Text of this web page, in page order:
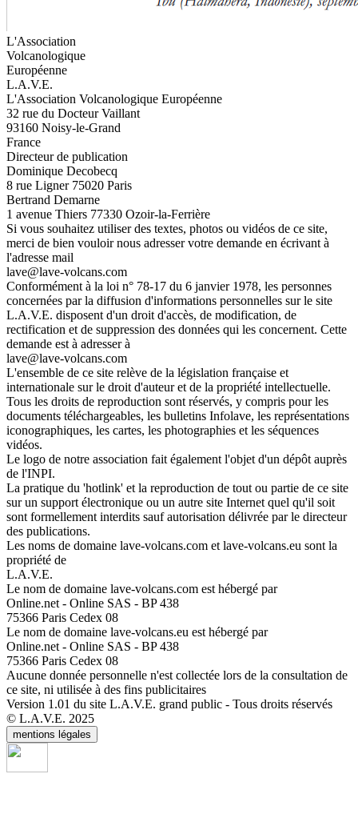
L'Association
Volcanologique
Européenne
L.A.V.E.
L'Association Volcanologique Européenne
32 rue du Docteur Vaillant
93160 Noisy-le-Grand
France
Directeur de publication
Dominique Decobecq
8 rue Ligner 75020 Paris
Bertrand Demarne
1 avenue Thiers 77330 Ozoir-la-Ferrière
Si vous souhaitez utiliser des textes, photos ou vidéos de ce site,
merci de bien vouloir nous adresser votre demande en écrivant à
l'adresse mail
lave@lave-volcans.com
Conformément à la loi n° 78-17 du 6 janvier 1978, les personnes
concernées par la diffusion d'informations personnelles sur le site
L.A.V.E. disposent d'un droit d'accès, de modification, de
rectification et de suppression des données qui les concernent. Cette
demande est à adresser à
lave@lave-volcans.com
L'ensemble de ce site relève de la législation française et
internationale sur le droit d'auteur et de la propriété intellectuelle.
Tous les droits de reproduction sont réservés, y compris pour les
documents téléchargeables, les bulletins Infolave, les représentations
iconographiques, les cartes, les photographies et les séquences
vidéos.
Le logo de notre association fait également l'objet d'un dépôt auprès
de l'INPI.
La pratique du 'hotlink' et la reproduction de tout ou partie de ce site
sur un support électronique ou un autre site Internet quel qu'il soit
sont formellement interdits sauf autorisation délivrée par le directeur
des publications.
Les noms de domaine lave-volcans.com et lave-volcans.eu sont la
propriété de
L.A.V.E.
Le nom de domaine lave-volcans.com est hébergé par
Online.net - Online SAS - BP 438
75366 Paris Cedex 08
Le nom de domaine lave-volcans.eu est hébergé par
Online.net - Online SAS - BP 438
75366 Paris Cedex 08
Aucune donnée personnelle n'est collectée lors de la consultation de
ce site, ni utilisée à des fins publicitaires
Version 1.01 du site L.A.V.E. grand public - Tous droits réservés
© L.A.V.E. 2025
mentions légales